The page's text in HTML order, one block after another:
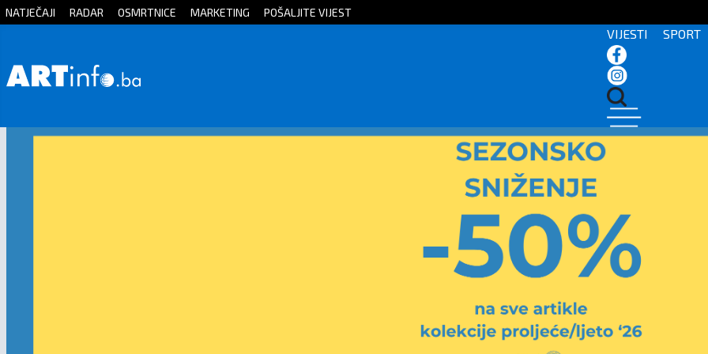
Početna
NATJEČAJI RADAR OSMRTNICE MARKETING POŠALJITE VIJEST
VIJESTI SPORT